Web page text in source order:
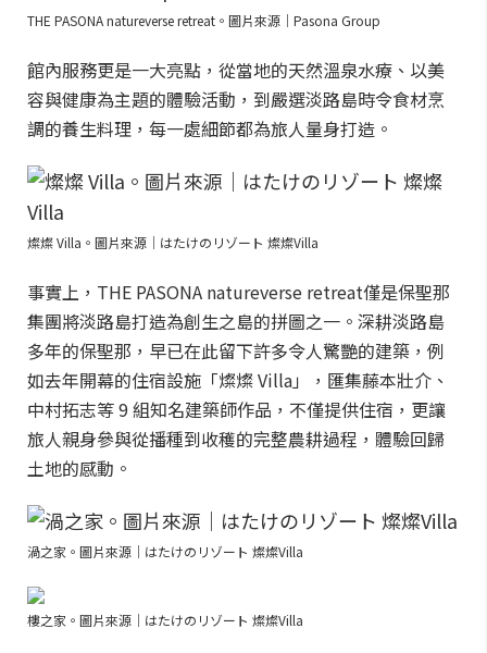
THE PASONA natureverse retreat。圖片來源｜Pasona Group
館內服務更是一大亮點，從當地的天然溫泉水療、以美
容與健康為主題的體驗活動，到嚴選淡路島時令食材烹
調的養生料理，每一處細節都為旅人量身打造。
燦燦 Villa。圖片來源｜はたけのリゾート 燦燦Villa
事實上，THE PASONA natureverse retreat僅是保聖那
集團將淡路島打造為創生之島的拼圖之一。深耕淡路島
多年的保聖那，早已在此留下許多令人驚艷的建築，例
如去年開幕的住宿設施「燦燦 Villa」，匯集藤本壯介、
中村拓志等 9 組知名建築師作品，不僅提供住宿，更讓
旅人親身參與從播種到收穫的完整農耕過程，體驗回歸
土地的感動。
渦之家。圖片來源｜はたけのリゾート 燦燦Villa
樓之家。圖片來源｜はたけのリゾート 燦燦Villa